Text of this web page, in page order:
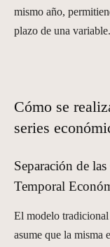
mismo año,
plazo de una variable.
Cómo se
series
Separación de
Temporal
El modelo tradicional
asume que la misma